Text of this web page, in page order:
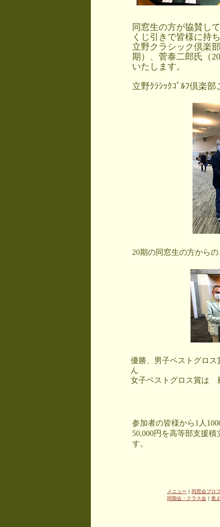
同窓生の方が協賛し
くじ引きで皆様に持
立野クラシック倶楽
期）、菅泰二郎氏（
いたします。
立野ｸﾗｼｯｸｺﾞﾙﾌ倶楽
20期の同窓生の方から
優勝、男子ベストグロ
ん
女子ベストグロス賞は
参加者の皆様から1人
50,000円を高等部支援
す。
メニュー ｜ 同窓会プロ
同期会・クラス会 ｜ 覚